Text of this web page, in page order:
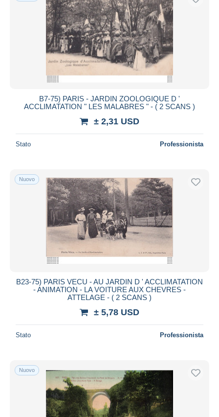
B7-75) PARIS - JARDIN ZOOLOGIQUE D '
ACCLIMATATION " LES MALABRES " - ( 2 SCANS )
± 2,31 USD
Stato Professionista
Nuovo
B23-75) PARIS VECU - AU JARDIN D ' ACCLIMATATION
- ANIMATION - LA VOITURE AUX CHEVRES -
ATTELAGE - ( 2 SCANS )
± 5,78 USD
Stato Professionista
Nuovo